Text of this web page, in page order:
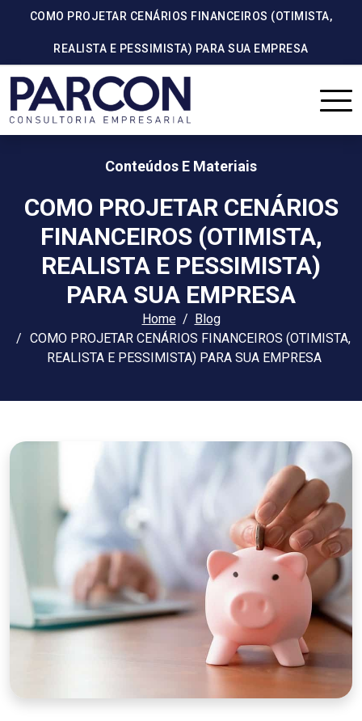
COMO PROJETAR CENÁRIOS FINANCEIROS (OTIMISTA,
REALISTA E PESSIMISTA) PARA SUA EMPRESA
Conteúdos E Materiais
COMO PROJETAR CENÁRIOS
FINANCEIROS (OTIMISTA,
REALISTA E PESSIMISTA)
PARA SUA EMPRESA
Home
Blog
COMO PROJETAR CENÁRIOS FINANCEIROS (OTIMISTA,
REALISTA E PESSIMISTA) PARA SUA EMPRESA